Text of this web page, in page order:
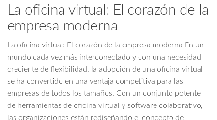
La oficina virtual: El corazón de la
empresa moderna
La oficina virtual: El corazón de la empresa moderna En un
mundo cada vez más interconectado y con una necesidad
creciente de flexibilidad, la adopción de una oficina virtual
se ha convertido en una ventaja competitiva para las
empresas de todos los tamaños. Con un conjunto potente
de herramientas de oficina virtual y software colaborativo,
las organizaciones están rediseñando el concepto de